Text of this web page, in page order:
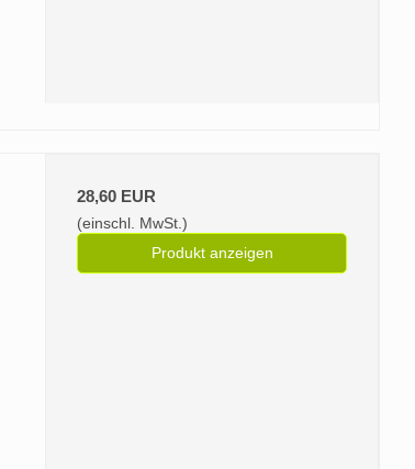
28,60 EUR
(einschl. MwSt.)
Produkt anzeigen